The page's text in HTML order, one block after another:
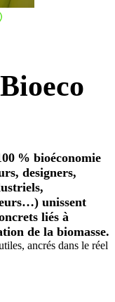
% bioéconomie
designers,
unissent
liés à
de la biomasse.
ancrés dans le réel